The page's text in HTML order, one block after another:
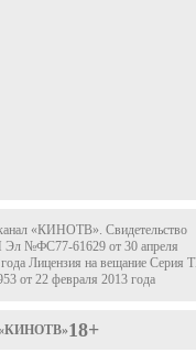
«КИНОТВ». Свидетельство
№ФС77-61629 от 30 апреля
Лицензия на вещание Серия
от 22 февраля 2013 года
18+